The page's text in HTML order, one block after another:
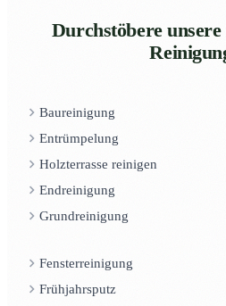
Durchstöbere unsere
Baureinigung
Entrümpelung
Holzterrasse reinigen
Endreinigung
Grundreinigung
Fensterreinigung
Frühjahrsputz